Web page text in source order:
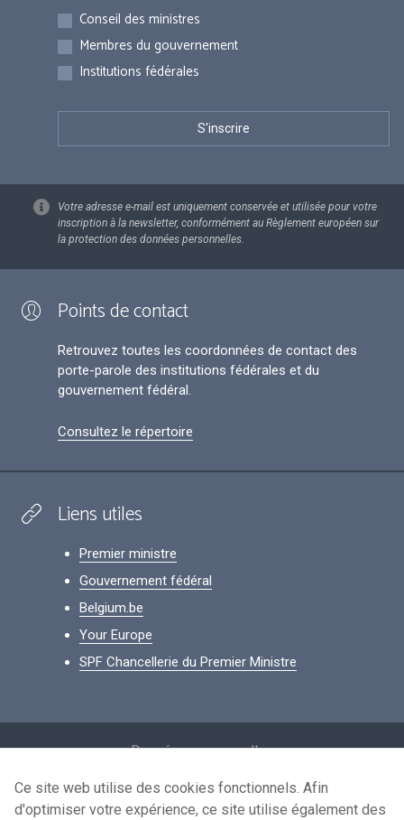
Inscriptions
Conseil des ministres
Membres du gouvernement
Institutions fédérales
Votre adresse e-mail est uniquement conservée et utilisée pour votre
inscription à la newsletter, conformément au Règlement européen sur
la protection des données personnelles.
Points de contact
Retrouvez toutes les coordonnées de contact des
porte-parole des institutions fédérales et du
gouvernement fédéral.
Consultez le répertoire
Liens utiles
Premier ministre
Gouvernement fédéral
Belgium.be
Your Europe
SPF Chancellerie du Premier Ministre
Données personnelles
Conditions de réutilisation
Contactez-nous
Ce site web utilise des cookies fonctionnels. Afin
d'optimiser votre expérience, ce site utilise également des